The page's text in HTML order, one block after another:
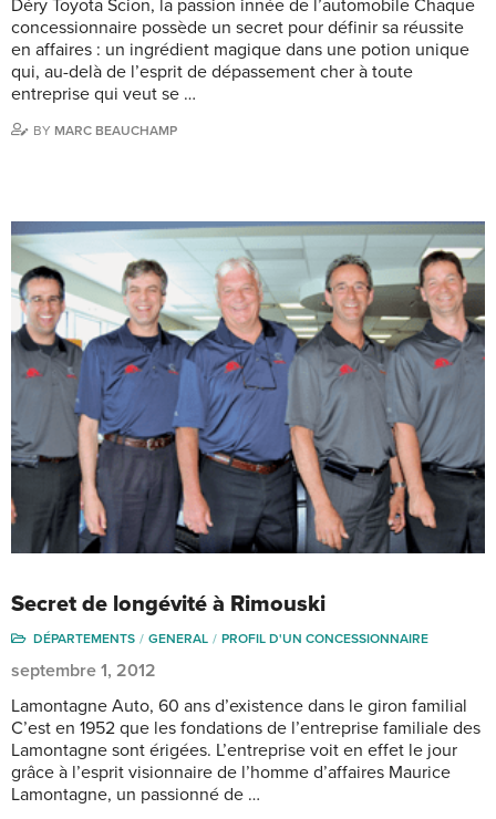
Déry Toyota Scion, la passion innée de l’automobile Chaque
concessionnaire possède un secret pour définir sa réussite
en affaires : un ingrédient magique dans une potion unique
qui, au-delà de l’esprit de dépassement cher à toute
entreprise qui veut se …
BY MARC BEAUCHAMP
Secret de longévité à Rimouski
DÉPARTEMENTS GENERAL PROFIL D'UN CONCESSIONNAIRE
septembre 1, 2012
Lamontagne Auto, 60 ans d’existence dans le giron familial
C’est en 1952 que les fondations de l’entreprise familiale des
Lamontagne sont érigées. L’entreprise voit en effet le jour
grâce à l’esprit visionnaire de l’homme d’affaires Maurice
Lamontagne, un passionné de …